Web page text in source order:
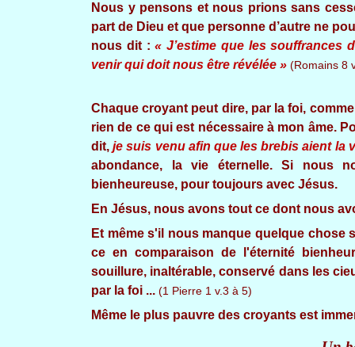
Nous y pensons et nous prions sans
part de Dieu et que personne d’autre ne
nous dit :« J’estime que les souffrances
venir qui doit nous être révélée » (Romains 8
Chaque croyant peut dire, par la foi,
rien de ce qui est nécessaire à mon âme.
dit, je suis venu afin que les brebis aient la
abondance, la vie éternelle. Si nous
bienheureuse, pour toujours avec Jésus.
En Jésus, nous avons tout ce dont nous
Et même s'il nous manque quelque chose
ce en comparaison de l'éternité
souillure, inaltérable, conservé dans les
par la foi ... (1 Pierre 1 v.3 à 5)
Même le plus pauvre des croyants est